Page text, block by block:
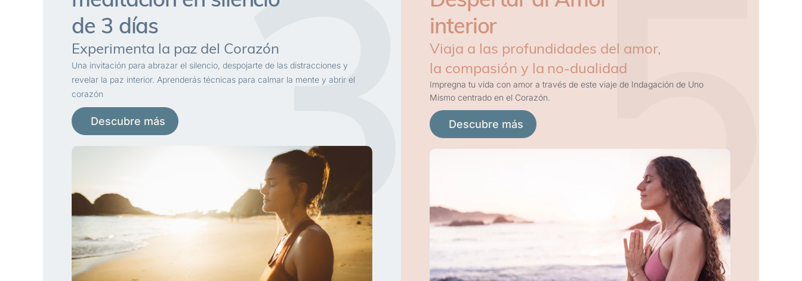
3
de 3 días
Experimenta la paz del Corazón
Una invitación para abrazar el silencio, despojarte de las distracciones y
revelar la paz interior. Aprenderás técnicas para calmar la mente y abrir el
corazón
Descubre más 5
interior
Viaja a las profundidades del amor,
la compasión y la no-dualidad
Impregna tu vida con amor a través de este viaje de Indagación de Uno
Mismo centrado en el Corazón.
Descubre más